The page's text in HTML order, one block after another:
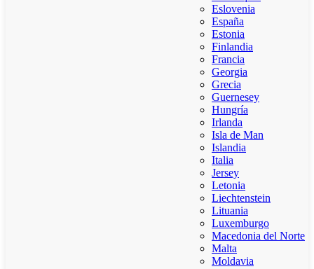
Eslovenia
España
Estonia
Finlandia
Francia
Georgia
Grecia
Guernesey
Hungría
Irlanda
Isla de Man
Islandia
Italia
Jersey
Letonia
Liechtenstein
Lituania
Luxemburgo
Macedonia del Norte
Malta
Moldavia